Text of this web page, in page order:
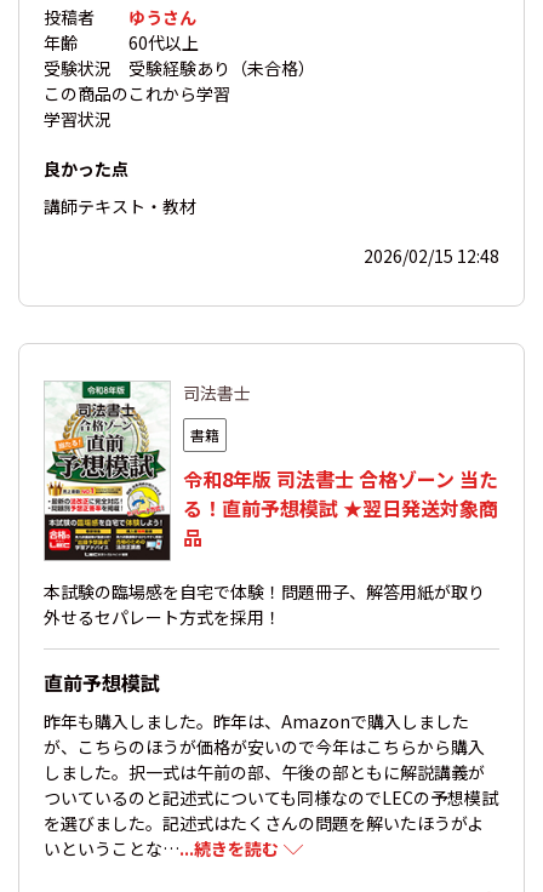
投稿者
ゆうさん
年齢
60代以上
受験状況
受験経験あり（未合格）
この商品の
学習状況
これから学習
良かった点
講師テキスト・教材
2026/02/15 12:48
司法書士
書籍
令和8年版 司法書士 合格ゾーン 当た
る！直前予想模試 ★翌日発送対象商
品
本試験の臨場感を自宅で体験！問題冊子、解答用紙が取り
外せるセパレート方式を採用！
直前予想模試
昨年も購入しました。昨年は、Amazonで購入しました
が、こちらのほうが価格が安いので今年はこちらから購入
しました。択一式は午前の部、午後の部ともに解説講義が
ついているのと記述式についても同様なのでLECの予想模試
を選びました。記述式はたくさんの問題を解いたほうがよ
いということな…...続きを読む